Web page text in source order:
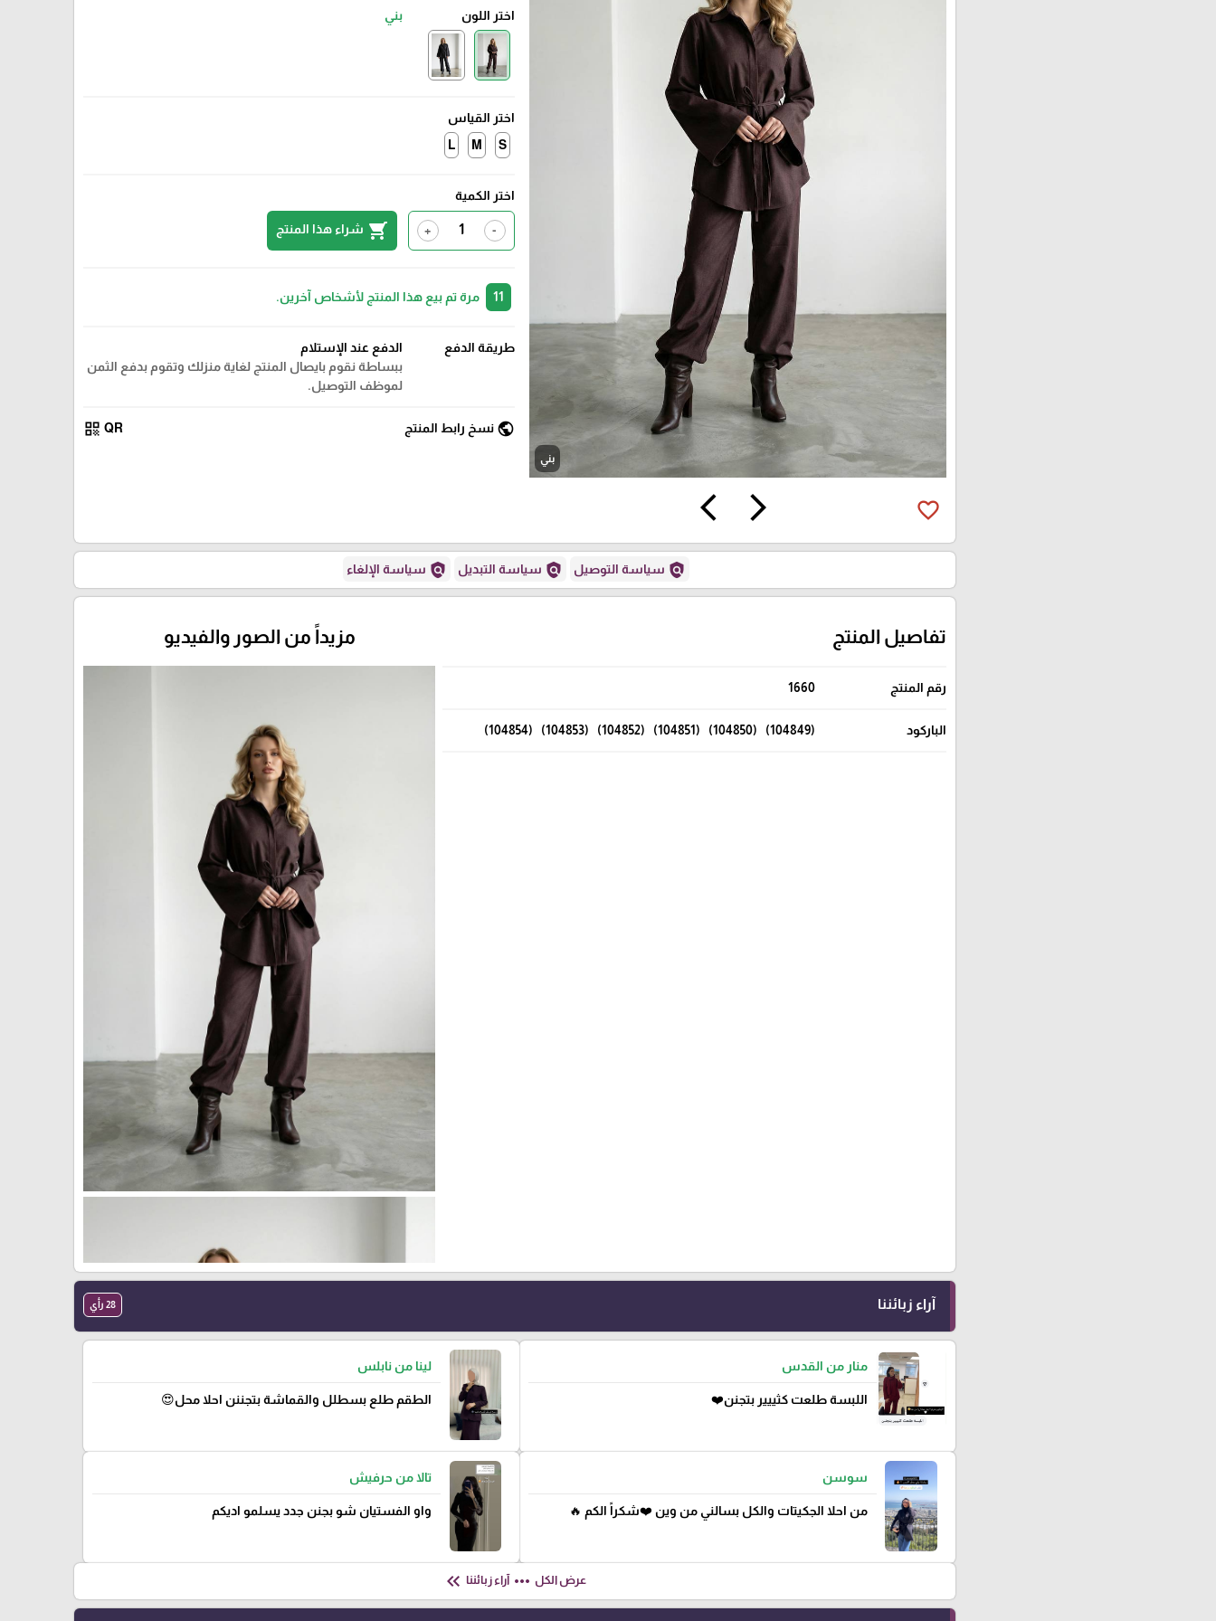
بني
arrow_forward_ios
arrow_back_ios favorite_border
اختر اللون بني
اختر القياس
S
M
L
اختر الكمية
-
+
shopping_cart شراء هذا المنتج
مرة تم بيع هذا المنتج لأشخاص آخرين.
طريقة الدفع
الدفع عند الإستلام
ببساطة نقوم بايصال المنتج لغاية منزلك وتقوم بدفع الثمن
لموظف التوصيل.
public نسخ رابط المنتج QR
qr_code
policy سياسة التوصيل policy سياسة التبديل policy سياسة الإلغاء
تفاصيل المنتج
رقم المنتج 1660
الباركود (104849) (104850) (104851) (104852) (104853) (104854)
مزيداً من الصور والفيديو
آراء زبائننا 28 رأي
منار من القدس
اللبسة طلعت كثييير بتجنن❤️
لينا من نابلس
الطقم طلع بسطلل والقماشة بتجننن احلا محل😍
سوسن
من احلا الجكيتات والكل بسالني من وين ❤️شكراً الكم 🔥
تالا من حرفيش
واو الفستيان شو بجنن جدد يسلمو اديكم
عرض الكل more_horiz آراء زبائننا keyboard_double_arrow_left